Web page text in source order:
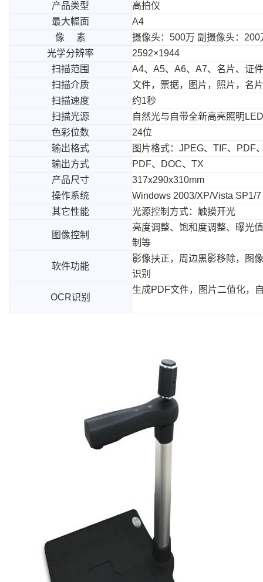
产品类型
高拍仪
最大幅面
A4
像 素
摄像头：500万 副摄像头：200
光学分辨率
2592×1944
扫描范围
A4、A5、A6、A7、名片、证
扫描介质
文件，票据，图片，照片，名
扫描速度
约1秒
扫描光源
自然光与自带全新高亮照明
色彩位数
24位
输出格式
图片格式：JPEG、TIF、PDF
输出方式
PDF、DOC、TX
产品尺寸
317x290x310mm
操作系统
Windows 2003/XP/Vista SP1/7
其它性能
光源控制方式：触摸开光
图像控制
亮度调整、饱和度调整、曝光
制等
软件功能
影像扶正，周边黑影移除，图
识别
OCR识别
生成PDF文件，图片二值化，